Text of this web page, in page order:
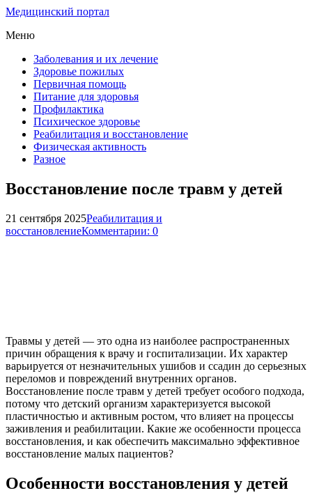
Медицинский портал
Меню
Заболевания и их лечение
Здоровье пожилых
Первичная помощь
Питание для здоровья
Профилактика
Психическое здоровье
Реабилитация и восстановление
Физическая активность
Разное
Восстановление после травм у детей
21 сентября 2025Реабилитация и
восстановлениеКомментарии: 0
Травмы у детей — это одна из наиболее распространенных
причин обращения к врачу и госпитализации. Их характер
варьируется от незначительных ушибов и ссадин до серьезных
переломов и повреждений внутренних органов.
Восстановление после травм у детей требует особого подхода,
потому что детский организм характеризуется высокой
пластичностью и активным ростом, что влияет на процессы
заживления и реабилитации. Какие же особенности процесса
восстановления, и как обеспечить максимально эффективное
восстановление малых пациентов?
Особенности восстановления у детей